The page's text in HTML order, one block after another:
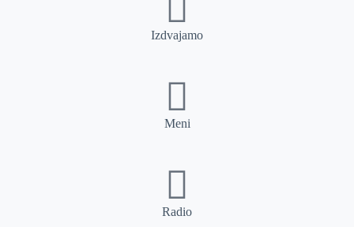
Izdvajamo
Meni
Radio